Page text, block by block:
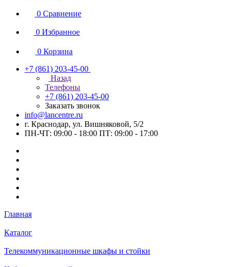
0 Сравнение
0 Избранное
0 Корзина
+7 (861) 203-45-00
Назад
Телефоны
+7 (861) 203-45-00
Заказать звонок
info@lancentre.ru
г. Краснодар, ул. Вишняковой, 5/2
ПН-ЧТ: 09:00 - 18:00 ПТ: 09:00 - 17:00
Главная
Каталог
Телекоммуникационные шкафы и стойки